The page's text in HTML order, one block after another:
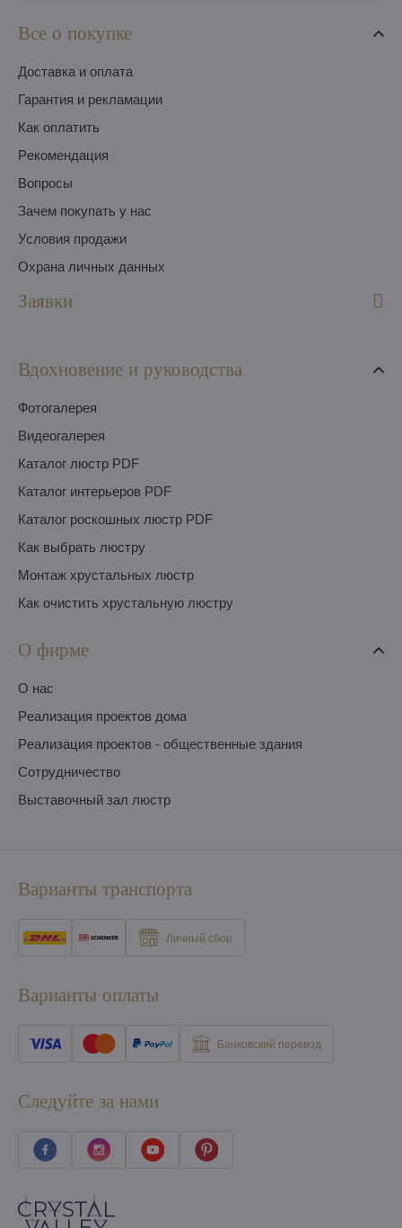
Все о покупке
Доставка и оплата
Гарантия и рекламации
Как оплатить
Pекомендация
Вопросы
Зачем покупать у нас
Условия продажи
Охрана личных данных
Заявки
Вдохновение и руководства
Фотогалерея
Видеогалерея
Каталог люстр PDF
Каталог интерьеров PDF
Каталог роскошных люстр PDF
Как выбрать люстру
Монтаж хрустальных люстр
Как очистить хрустальную люстру
О фирме
O нас
Pеализация проектов дома
Pеализация проектов - общественные здания
Сотрудничество
Выставочный зал люстр
Варианты транспорта
Личный сбор
Варианты оплаты
Банковский перевод
Следуйте за нами